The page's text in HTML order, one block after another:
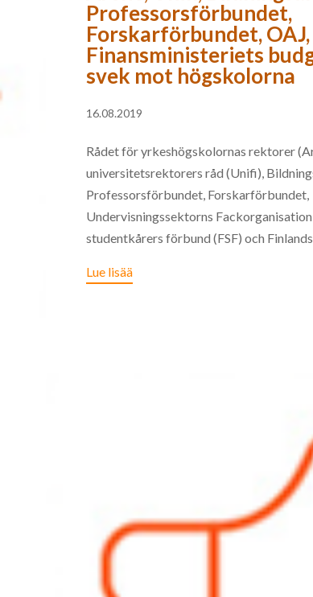
Professorsförbundet,
Forskarförbundet, OAJ,
Finansministeriets
svek mot högskolorna
16.08.2019
Rådet för yrkeshögskolornas rektorer
universitetsrektorers råd (Unifi),
Professorsförbundet, Forskarförbundet,
Undervisningssektorns Fackorganisation
studentkårers förbund (FSF) och
Lue lisää